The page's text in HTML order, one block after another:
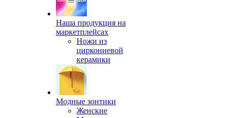
Наша продукция на
маркетплейсах
Ножи из
циркониевой
керамики
Модные зонтики
Женские